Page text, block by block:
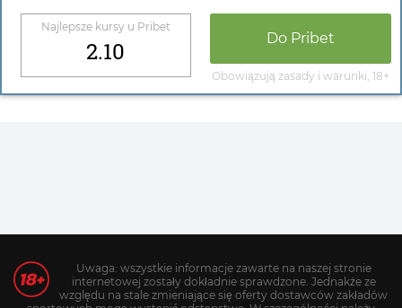
Najlepsze kursy u Pribet
2.10 Do Pribet
Obowiązują zasady i warunki, 18+
Uwaga: wszystkie informacje zawarte na naszej stronie
internetowej zostały dokładnie sprawdzone. Jednakże ze
względu na stale zmieniające się oferty dostawców zakładów